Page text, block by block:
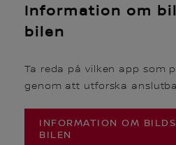
Information om
bilen
Ta reda på vilken app som
genom att utforska
INFORMATION OM
BILEN